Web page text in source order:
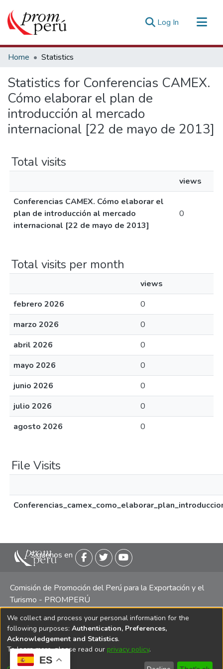
ES
Log In (current)
Communities & Collections
Estadísticas Externas
Home Statistics
Statistics for Conferencias CAMEX.
Cómo elaborar el plan de
introducción al mercado
internacional [22 de mayo de 2013]
Total visits
views
Conferencias CAMEX. Cómo elaborar el
plan de introducción al mercado
internacional [22 de mayo de 2013]
0
Total visits per month
views
febrero 2026
0
marzo 2026
0
abril 2026
0
mayo 2026
0
junio 2026
0
julio 2026
0
agosto 2026
0
File Visits
Siguenos en
Comisión de Promoción del Perú para la Exportación y el
Turismo - PROMPERÚ
Central telefónica: (511) 616 7300 / 616 7400 Calle Uno
Oeste 50, Edificio Mincetur, Pisos 13 y 14, San Isidro -
Lima
We collect and process your personal information for the
following purposes: Authentication, Preferences,
Acknowledgement and Statistics.
To learn more, please read our privacy policy.